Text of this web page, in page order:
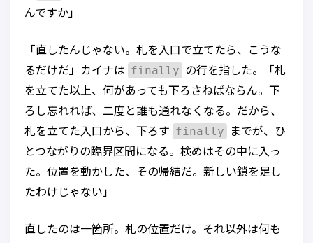
んですか」
「直したんじゃない。札を入口で立てたら、こうな
るだけだ」カイナは finally の行を指した。「札
を立てた以上、何があっても下ろさねばならん。下
ろし忘れれば、二度と誰も通れなくなる。だから、
札を立てた入口から、下ろす finally
までが、ひ
とつながりの臨界区間になる。検めはその中に入っ
た。位置を動かした、その帰結だ。新しい鎖を足し
たわけじゃない」
直したのは一箇所。札の位置だけ。それ以外は何も